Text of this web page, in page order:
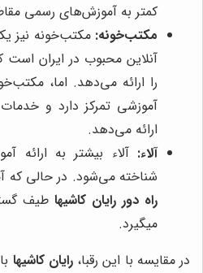
کمتر به آموزش‌های رسمی
مکتب‌خونه: مکتب‌خونه نیز
آنلاین محبوب در ایران
را ارائه می‌دهد. اما،
آموزشی تمرکز دارد و
ارائه می‌دهد.
آلاء: آلاء بیشتر به ارائه
شناخته می‌شود. در حالی که
راه دور رایان کاشیها طیف
میگیرد.
در مقایسه با این رقبا،رایان کاشیها